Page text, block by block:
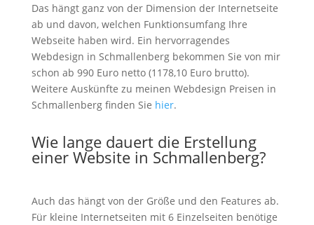
Das hängt ganz von der Dimension der Internetseite
ab und davon, welchen Funktionsumfang Ihre
Webseite haben wird. Ein hervorragendes
Webdesign in Schmallenberg bekommen Sie von mir
schon ab 990 Euro netto (1178,10 Euro brutto).
Weitere Auskünfte zu meinen Webdesign Preisen in
Schmallenberg finden Sie hier.
Wie lange dauert die Erstellung
einer Website in Schmallenberg?
Auch das hängt von der Größe und den Features ab.
Für kleine Internetseiten mit 6 Einzelseiten benötige